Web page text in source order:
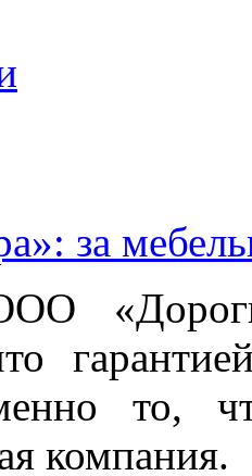
за
то,
компания.